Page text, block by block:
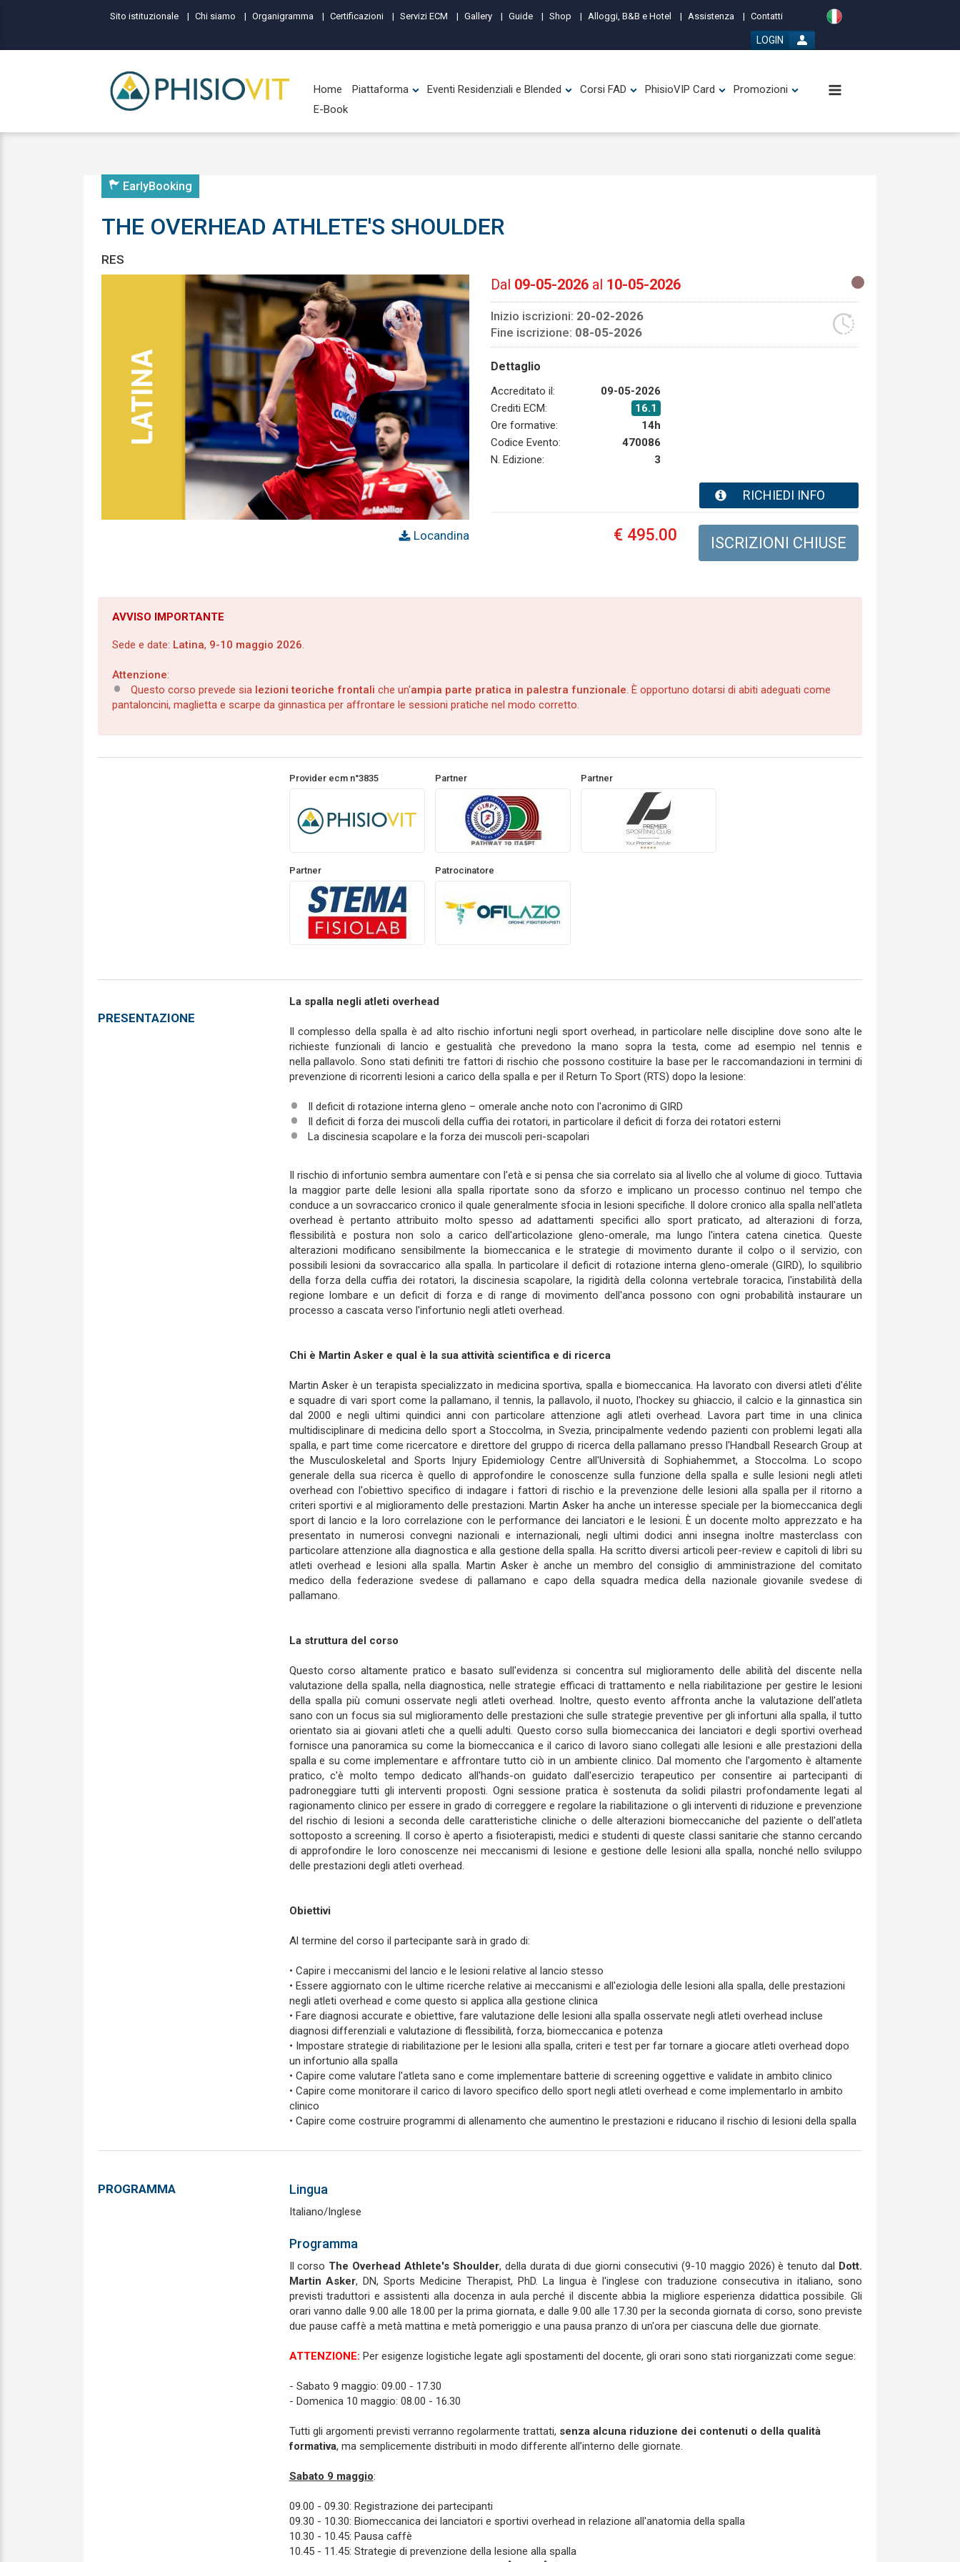
Sito istituzionale Chi siamo Organigramma Certificazioni Servizi ECM Gallery Guide Shop Alloggi, B&B e Hotel Assistenza Contatti
LOGIN
Home Piattaforma Eventi Residenziali e Blended Corsi FAD PhisioVIP Card
Promozioni
E-Book
EarlyBooking
THE OVERHEAD ATHLETE'S SHOULDER
RES
Locandina
Dal 09-05-2026 al 10-05-2026
Inizio iscrizioni: 20-02-2026
Fine iscrizione: 08-05-2026
Dettaglio
Accreditato il:
09-05-2026
Crediti ECM:
16.1
Ore formative:
14h
Codice Evento:
470086
N. Edizione:
3
RICHIEDI INFO
ISCRIZIONI CHIUSE
€ 495.00
AVVISO IMPORTANTE
Sede e date: Latina, 9-10 maggio 2026.
Attenzione:
Questo corso prevede sia lezioni teoriche frontali che un'ampia parte pratica in palestra funzionale. È opportuno dotarsi di abiti adeguati come
pantaloncini, maglietta e scarpe da ginnastica per affrontare le sessioni pratiche nel modo corretto.
Provider ecm n°3835 Partner Partner
Partner Patrocinatore
PRESENTAZIONE
La spalla negli atleti overhead
Il complesso della spalla è ad alto rischio infortuni negli sport overhead, in particolare nelle discipline dove sono alte le
richieste funzionali di lancio e gestualità che prevedono la mano sopra la testa, come ad esempio nel tennis e
nella pallavolo. Sono stati definiti tre fattori di rischio che possono costituire la base per le raccomandazioni in termini di
prevenzione di ricorrenti lesioni a carico della spalla e per il Return To Sport (RTS) dopo la lesione:
Il deficit di rotazione interna gleno – omerale anche noto con l'acronimo di GIRD
Il deficit di forza dei muscoli della cuffia dei rotatori, in particolare il deficit di forza dei rotatori esterni
La discinesia scapolare e la forza dei muscoli peri-scapolari
Il rischio di infortunio sembra aumentare con l'età e si pensa che sia correlato sia al livello che al volume di gioco. Tuttavia
la maggior parte delle lesioni alla spalla riportate sono da sforzo e implicano un processo continuo nel tempo che
conduce a un sovraccarico cronico il quale generalmente sfocia in lesioni specifiche. Il dolore cronico alla spalla nell'atleta
overhead è pertanto attribuito molto spesso ad adattamenti specifici allo sport praticato, ad alterazioni di forza,
flessibilità e postura non solo a carico dell'articolazione gleno-omerale, ma lungo l'intera catena cinetica. Queste
alterazioni modificano sensibilmente la biomeccanica e le strategie di movimento durante il colpo o il servizio, con
possibili lesioni da sovraccarico alla spalla. In particolare il deficit di rotazione interna gleno-omerale (GIRD), lo squilibrio
della forza della cuffia dei rotatori, la discinesia scapolare, la rigidità della colonna vertebrale toracica, l'instabilità della
regione lombare e un deficit di forza e di range di movimento dell'anca possono con ogni probabilità instaurare un
processo a cascata verso l'infortunio negli atleti overhead.
Chi è Martin Askere qual è la sua attività scientifica e di ricerca
Martin Asker è un terapista specializzato in medicina sportiva, spalla e biomeccanica. Ha lavorato con diversi atleti d'élite
e squadre di vari sport come la pallamano, il tennis, la pallavolo, il nuoto, l'hockey su ghiaccio, il calcio e la ginnastica sin
dal 2000 e negli ultimi quindici anni con particolare attenzione agli atleti overhead. Lavora part time in una clinica
multidisciplinare di medicina dello sport a Stoccolma, in Svezia, principalmente vedendo pazienti con problemi legati alla
spalla, e part time come ricercatore e direttore del gruppo di ricerca della pallamano presso l'Handball Research Group at
the Musculoskeletal and Sports Injury Epidemiology Centre all'Università di Sophiahemmet, a Stoccolma. Lo scopo
generale della sua ricerca è quello di approfondire le conoscenze sulla funzione della spalla e sulle lesioni negli atleti
overhead con l'obiettivo specifico di indagare i fattori di rischio e la prevenzione delle lesioni alla spalla per il ritorno a
criteri sportivi e al miglioramento delle prestazioni. Martin Asker ha anche un interesse speciale per la biomeccanica degli
sport di lancio e la loro correlazione con le performance dei lanciatori e le lesioni. È un docente molto apprezzato e ha
presentato in numerosi convegni nazionali e internazionali, negli ultimi dodici anni insegna inoltre masterclass con
particolare attenzione alla diagnostica e alla gestione della spalla. Ha scritto diversi articoli peer-review e capitoli di libri su
atleti overhead e lesioni alla spalla. Martin Asker è anche un membro del consiglio di amministrazione del comitato
medico della federazione svedese di pallamano e capo della squadra medica della nazionale giovanile svedese di
pallamano.
La struttura del corso
Questo corso altamente pratico e basato sull'evidenza si concentra sul miglioramento delle abilità del discente nella
valutazione della spalla, nella diagnostica, nelle strategie efficaci di trattamento e nella riabilitazione per gestire le lesioni
della spalla più comuni osservate negli atleti overhead. Inoltre, questo evento affronta anche la valutazione dell'atleta
sano con un focus sia sul miglioramento delle prestazioni che sulle strategie preventive per gli infortuni alla spalla, il tutto
orientato sia ai giovani atleti che a quelli adulti. Questo corso sulla biomeccanica dei lanciatori e degli sportivi overhead
fornisce una panoramica su come la biomeccanica e il carico di lavoro siano collegati alle lesioni e alle prestazioni della
spalla e su come implementare e affrontare tutto ciò in un ambiente clinico. Dal momento che l'argomento è altamente
pratico, c'è molto tempo dedicato all'hands-on guidato dall'esercizio terapeutico per consentire ai partecipanti di
padroneggiare tutti gli interventi proposti. Ogni sessione pratica è sostenuta da solidi pilastri profondamente legati al
ragionamento clinico per essere in grado di correggere e regolare la riabilitazione o gli interventi di riduzione e prevenzione
del rischio di lesioni a seconda delle caratteristiche cliniche o delle alterazioni biomeccaniche del paziente o dell'atleta
sottoposto a screening. Il corso è aperto a fisioterapisti, medici e studenti di queste classi sanitarie che stanno cercando
di approfondire le loro conoscenze nei meccanismi di lesione e gestione delle lesioni alla spalla, nonché nello sviluppo
delle prestazioni degli atleti overhead.
Obiettivi
Al termine del corso il partecipante sarà in grado di:
• Capire i meccanismi del lancio e le lesioni relative al lancio stesso
• Essere aggiornato con le ultime ricerche relative ai meccanismi e all'eziologia delle lesioni alla spalla, delle prestazioni
negli atleti overhead e come questo si applica alla gestione clinica
• Fare diagnosi accurate e obiettive, fare valutazione delle lesioni alla spalla osservate negli atleti overhead incluse
diagnosi differenziali e valutazione di flessibilità, forza, biomeccanica e potenza
• Impostare strategie di riabilitazione per le lesioni alla spalla, criteri e test per far tornare a giocare atleti overhead dopo
un infortunio alla spalla
• Capire come valutare l'atleta sano e come implementare batterie di screening oggettive e validate in ambito clinico
• Capire come monitorare il carico di lavoro specifico dello sport negli atleti overhead e come implementarlo in ambito
clinico
• Capire come costruire programmi di allenamento che aumentino le prestazioni e riducano il rischio di lesioni della spalla
PROGRAMMA Lingua
Italiano/Inglese
Programma
Il corso The Overhead Athlete's Shoulder, della durata di due giorni consecutivi (9-10 maggio 2026) è tenuto dal Dott.
Martin Asker, DN, Sports Medicine Therapist, PhD. La lingua è l'inglese con traduzione consecutiva in italiano, sono
previsti traduttori e assistenti alla docenza in aula perché il discente abbia la migliore esperienza didattica possibile. Gli
orari vanno dalle 9.00 alle 18.00 per la prima giornata, e dalle 9.00 alle 17.30 per la seconda giornata di corso, sono previste
due pause caffè a metà mattina e metà pomeriggio e una pausa pranzo di un'ora per ciascuna delle due giornate.
ATTENZIONE: Per esigenze logistiche legate agli spostamenti del docente, gli orari sono stati riorganizzati come segue:
- Sabato 9 maggio: 09.00 - 17.30
- Domenica 10 maggio: 08.00 - 16.30
Tutti gli argomenti previsti verranno regolarmente trattati, senza alcuna riduzione dei contenuti o della qualità
formativa, ma semplicemente distribuiti in modo differente all’interno delle giornate.
Sabato 9 maggio:
09.00 - 09.30: Registrazione dei partecipanti
09.30 - 10.30: Biomeccanica dei lanciatori e sportivi overhead in relazione all'anatomia della spalla
10.30 - 10.45: Pausa caffè
10.45 - 11.45: Strategie di prevenzione della lesione alla spalla